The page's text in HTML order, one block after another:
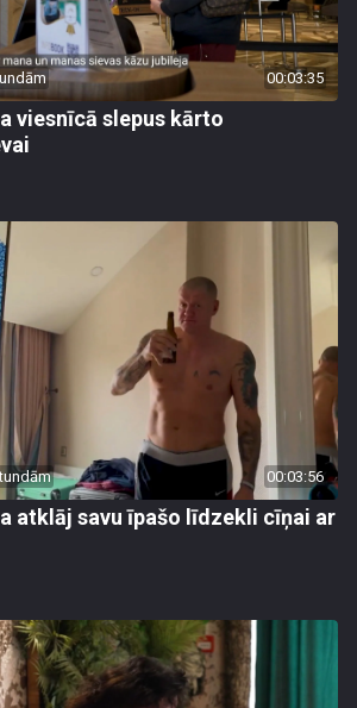
00:03:35
viesnīcā slepus kārto
00:03:56
atklāj savu īpašo līdzekli cīņai ar